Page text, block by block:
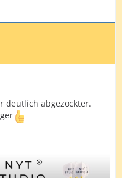
deutlich abgezockter.